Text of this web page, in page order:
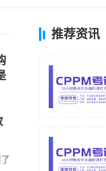
推荐资讯